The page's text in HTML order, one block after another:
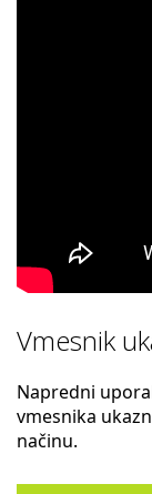
Vmesnik
Napredni
vmesnika
načinu.